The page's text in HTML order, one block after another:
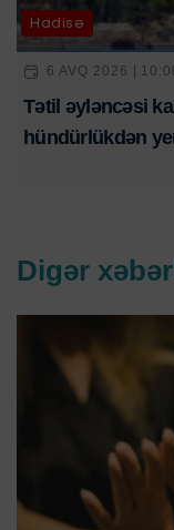
Hadisə
6 AVQ 2026 |
Tətil əyləncəsi
hündürlükdən
Digər